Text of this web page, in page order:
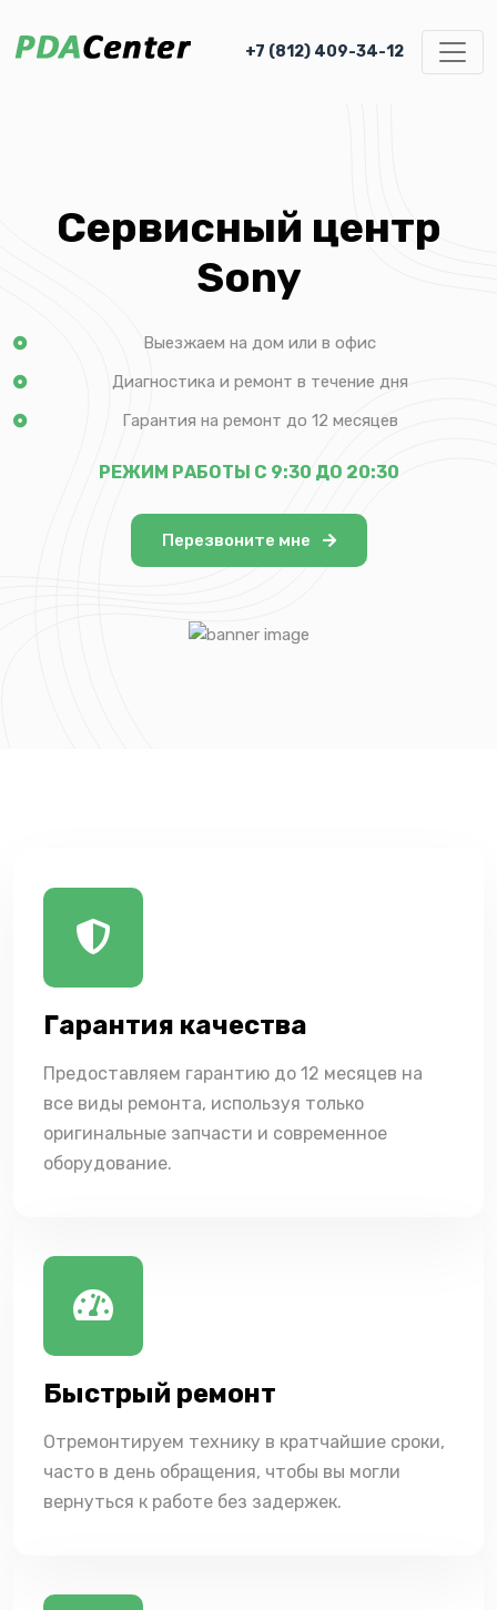
+7 (812) 409-34-12
Сервисный центр
Sony
Выезжаем на дом или в офис
Диагностика и ремонт в течение дня
Гарантия на ремонт до 12 месяцев
РЕЖИМ РАБОТЫ С 9:30 ДО 20:30
Перезвоните мне
Гарантия качества
Предоставляем гарантию до 12 месяцев на
все виды ремонта, используя только
оригинальные запчасти и современное
оборудование.
Быстрый ремонт
Отремонтируем технику в кратчайшие сроки,
часто в день обращения, чтобы вы могли
вернуться к работе без задержек.